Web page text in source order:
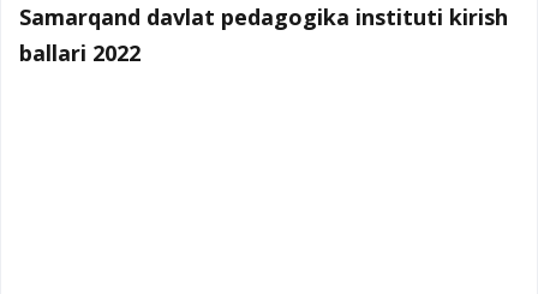
Samarqand davlat pedagogika instituti kirish
ballari 2022